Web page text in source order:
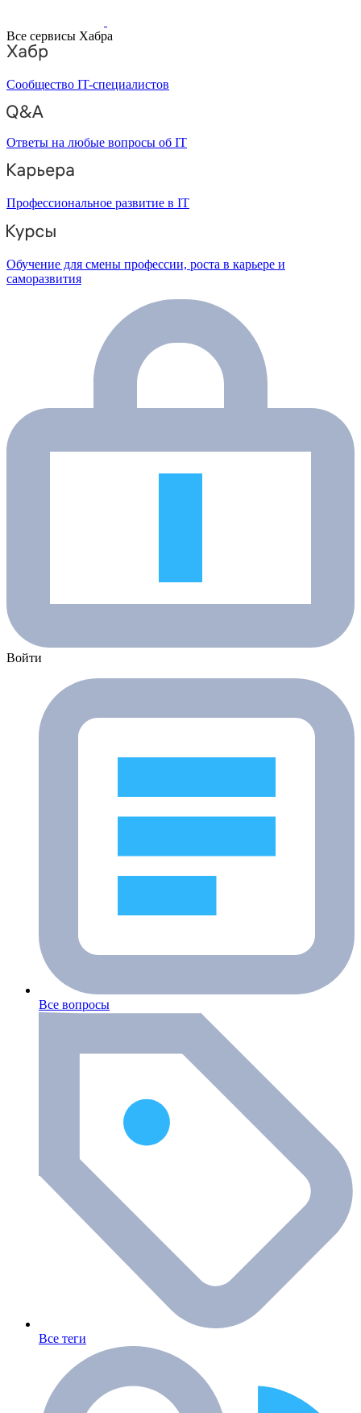
Все сервисы Хабра
Сообщество IT-специалистов
Ответы на любые вопросы об IT
Профессиональное развитие в IT
Обучение для смены профессии, роста в карьере и
саморазвития
Войти
Все вопросы
Все теги